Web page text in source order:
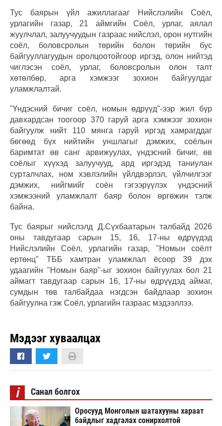
Тус баярын үйл ажиллагааг Нийслэлийн Соёл,
урлагийн газар, 21 аймгийн Соёл, урлаг, аялал
жуулчлал, залуучуудын газраас нийслэл, орон нутгийн
соёл, боловсролын төрийн болон төрийн бус
байгууллагуудын оролцоотойгоор иргэд, олон нийтэд
чиглэсэн соёл, урлаг, боловсролын олон талт
хөтөлбөр, арга хэмжээг зохион байгуулдаг
уламжлалтай.
"Үндэсний бичиг соёл, номын өдрүүд"-ээр жил бүр
давхардсан тоогоор 370 гаруй арга хэмжээг зохион
байгуулж нийт 110 мянга гаруй иргэд хамрагддаг
бөгөөд бүх нийтийн уншлагыг дэмжих, соёлын
баримтат өв санг арвижуулах, үндэсний бичиг, өв
соёлыг хүүхэд залуучууд, ард иргэдэд таниулан
сурталчлах, ном хэвлэлийн үйлдвэрлэл, үйлчилгээг
дэмжих, нийгмийг соён гэгээрүүлэх үндэсний
хэмжээний уламжлалт баяр болон өргөжин тэлж
байна.
Тус баярыг нийслэлд Д.Сүхбаатарын талбайд 2026
оны тавдугаар сарын 15, 16, 17-ны өдрүүдэд
Нийслэлийн Соёл, урлагийн газар, "Номын соёлт
ертөнц" ТББ хамтран уламжлал ёсоор 39 дэх
удаагийн "Номын баяр"-ыг зохион байгуулах бол 21
аймагт тавдугаар сарын 16, 17-ны өдрүүдэд аймаг,
сумдын төв талбайдаа нэгдсэн байдлаар зохион
байгуулна гэж Соёл, урлагийн газраас мэдээллээ.
Мэдээг хуваалцах
i Санал болгох
Оросууд Монголын шатахууны хараат
байдлыг хадгалах сонирхолтой